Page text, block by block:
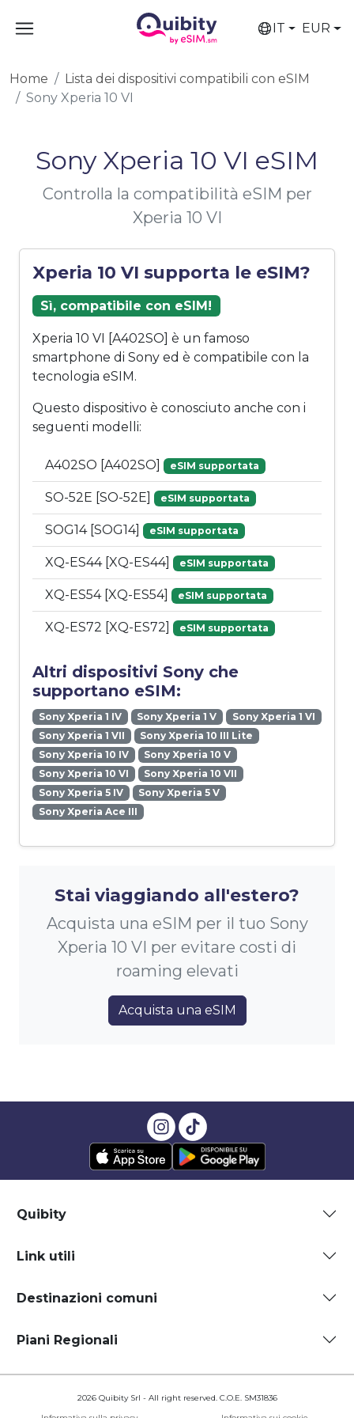
IT EUR
Home
Lista dei dispositivi compatibili con eSIM
Sony Xperia 10 VI
Sony Xperia 10 VI eSIM
Controlla la compatibilità eSIM per
Xperia 10 VI
Xperia 10 VI supporta le eSIM?
Sì, compatibile con eSIM!
Xperia 10 VI [A402SO] è un famoso
smartphone di Sony ed è compatibile con la
tecnologia eSIM.
Questo dispositivo è conosciuto anche con i
seguenti modelli:
A402SO [A402SO] eSIM supportata
SO-52E [SO-52E] eSIM supportata
SOG14 [SOG14] eSIM supportata
XQ-ES44 [XQ-ES44] eSIM supportata
XQ-ES54 [XQ-ES54] eSIM supportata
XQ-ES72 [XQ-ES72] eSIM supportata
Altri dispositivi Sony che
supportano eSIM:
Sony Xperia 1 IV Sony Xperia 1 V
Sony Xperia 1 VI
Sony Xperia 1 VII
Sony Xperia 10 III Lite
Sony Xperia 10 IV
Sony Xperia 10 V
Sony Xperia 10 VI
Sony Xperia 10 VII
Sony Xperia 5 IV
Sony Xperia 5 V
Sony Xperia Ace III
Stai viaggiando all'estero?
Acquista una eSIM per il tuo Sony
Xperia 10 VI per evitare costi di
roaming elevati
Acquista una eSIM
Quibity
Link utili
Destinazioni comuni
Piani Regionali
2026 Quibity Srl - All right reserved. C.O.E. SM31836